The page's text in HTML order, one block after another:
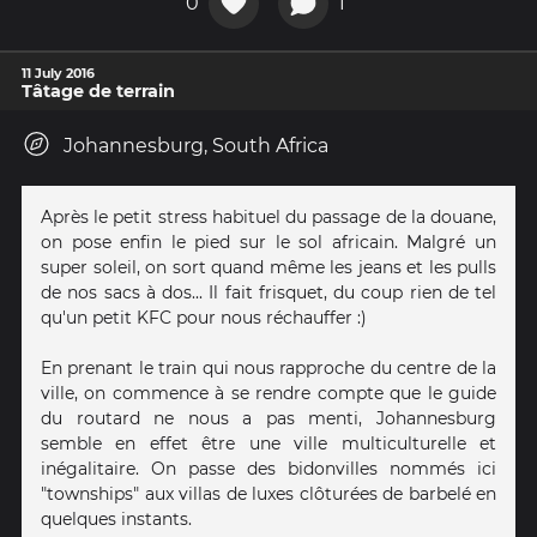
11 July 2016
Tâtage de terrain
Johannesburg, South Africa
Après le petit stress habituel du passage de la douane,
on pose enfin le pied sur le sol africain. Malgré un
super soleil, on sort quand même les jeans et les pulls
de nos sacs à dos... Il fait frisquet, du coup rien de tel
qu'un petit KFC pour nous réchauffer :)
En prenant le train qui nous rapproche du centre de la
ville, on commence à se rendre compte que le guide
du routard ne nous a pas menti, Johannesburg
semble en effet être une ville multiculturelle et
inégalitaire. On passe des bidonvilles nommés ici
"townships" aux villas de luxes clôturées de barbelé en
quelques instants.